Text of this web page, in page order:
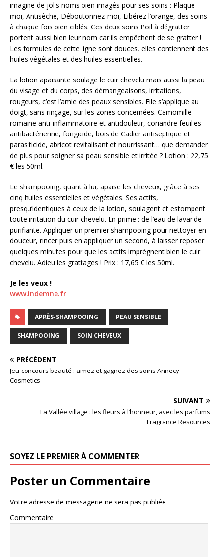
imagine de jolis noms bien imagés pour ses soins : Plaque-
moi, Antisèche, Déboutonnez-moi, Libérez l’orange, des soins
à chaque fois bien ciblés. Ces deux soins Poil à dégratter
portent aussi bien leur nom car ils empêchent de se gratter !
Les formules de cette ligne sont douces, elles contiennent des
huiles végétales et des huiles essentielles.
La lotion apaisante soulage le cuir chevelu mais aussi la peau
du visage et du corps, des démangeaisons, irritations,
rougeurs, c’est l’amie des peaux sensibles. Elle s’applique au
doigt, sans rinçage, sur les zones concernées. Camomille
romaine anti-inflammatoire et antidouleur, coriandre feuilles
antibactérienne, fongicide, bois de Cadier antiseptique et
parasiticide, abricot revitalisant et nourrissant… que demander
de plus pour soigner sa peau sensible et irritée ? Lotion : 22,75
€ les 50ml.
Le shampooing, quant à lui, apaise les cheveux, grâce à ses
cinq huiles essentielles et végétales. Ses actifs,
presqu’identiques à ceux de la lotion, soulagent et estompent
toute irritation du cuir chevelu. En prime : de l’eau de lavande
purifiante. Appliquer un premier shampooing pour nettoyer en
douceur, rincer puis en appliquer un second, à laisser reposer
quelques minutes pour que les actifs imprègnent bien le cuir
chevelu. Adieu les grattages ! Prix : 17,65 € les 50ml.
Je les veux !
www.indemne.fr
APRÈS-SHAMPOOING PEAU SENSIBLE
SHAMPOOING SOIN CHEVEUX
PRÉCÉDENT
Jeu-concours beauté : aimez et gagnez des soins Annecy
Cosmetics
SUIVANT
La Vallée village : les fleurs à l’honneur, avec les parfums
Fragrance Resources
SOYEZ LE PREMIER À COMMENTER
Poster un Commentaire
Votre adresse de messagerie ne sera pas publiée.
Commentaire